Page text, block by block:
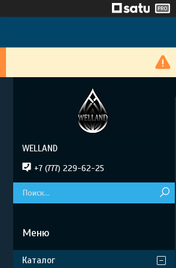
WELLAND
+7 (777) 229-62-25
Каталог